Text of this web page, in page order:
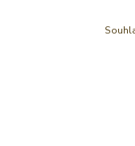
Svícny, drahé